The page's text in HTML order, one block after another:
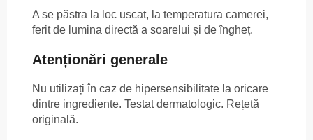
A se păstra la loc uscat, la temperatura camerei,
ferit de lumina directă a soarelui și de îngheț.
Atenționări generale
Nu utilizați în caz de hipersensibilitate la oricare
dintre ingrediente. Testat dermatologic. Rețetă
originală.